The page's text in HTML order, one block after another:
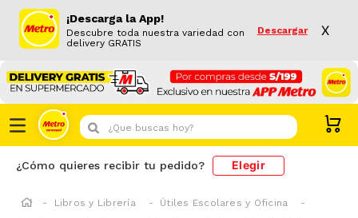
¡Descarga la App!
Descubre toda nuestra variedad con
delivery GRATIS
Descargar X
¿Que buscas hoy?
¿Cómo quieres recibir tu pedido? Elegir
Libros y Librería
Útiles Escolares y Oficina